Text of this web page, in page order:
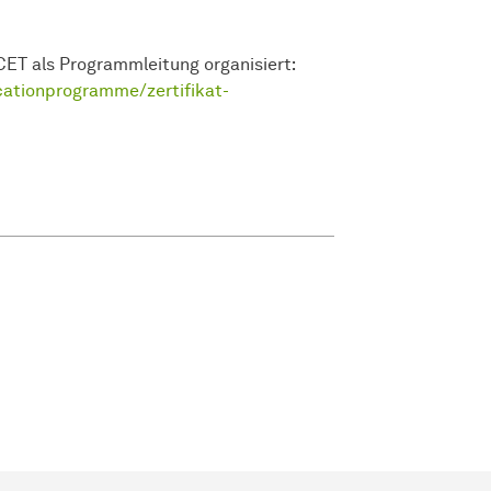
als Programmleitung organisiert:
zertifikat-